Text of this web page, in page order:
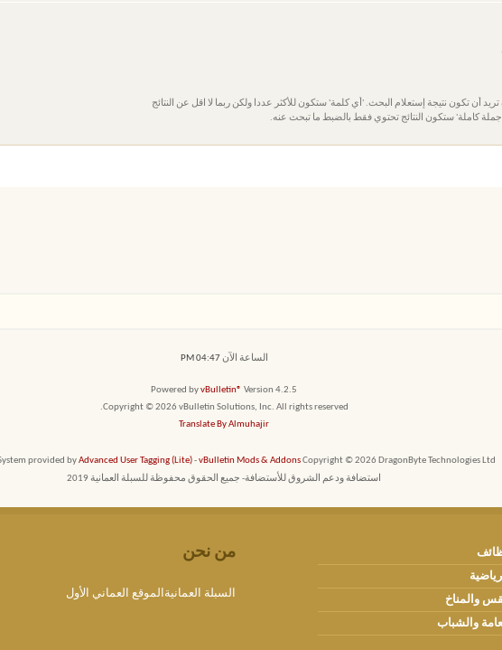
تريد أن تكون نتيجة إستعلام البحث. 'أي كلمة' ستكون للأكثر عددا ولكن ربما لا اقل عن النتائج
كاملة' ستكون النتائج تحتوي فقط بالضبط ما تبحث عنه.
الساعة الآن 04:47 PM
Powered byvBulletin® Version 4.2.5
Copyright © 2026 vBulletin Solutions, Inc. All rights reserved.
Translate By Almuhajir
provided byAdvanced User Tagging (Lite)-vBulletin Mods & AddonsCopyright © 2026 DragonByte Technologies Ltd.
استضافة ودعم الشروق للأستضافة- جميع الحقوق محفوظة للسبلة العمانية 2019
والمناخ
والشباب
من نحن
السبلة العمانيةالموقع العماني الأول